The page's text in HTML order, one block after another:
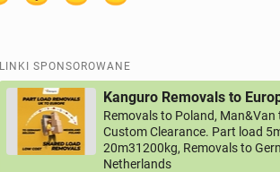
LINKI SPONSOROWANE
Kanguro Removals to
Removals to Poland, Man&Van
Custom Clearance. Part load
20m31200kg, Removals to
Netherlands